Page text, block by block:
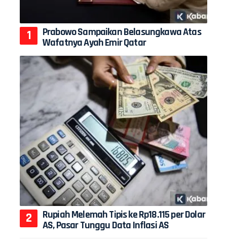
Prabowo Sampaikan Belasungkawa Atas
Wafatnya Ayah Emir Qatar
Rupiah Melemah Tipis ke Rp18.115 per Dolar
AS, Pasar Tunggu Data Inflasi AS